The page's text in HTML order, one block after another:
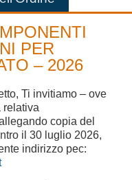
PER
– 2026
Ti invitiamo – ove
relativa
copia del
il 30 luglio 2026,
indirizzo pec: